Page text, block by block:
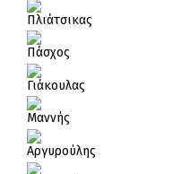
Πλιάτσικας
Πάσχος
Γιάκουλας
Μαννής
Αργυρούλης